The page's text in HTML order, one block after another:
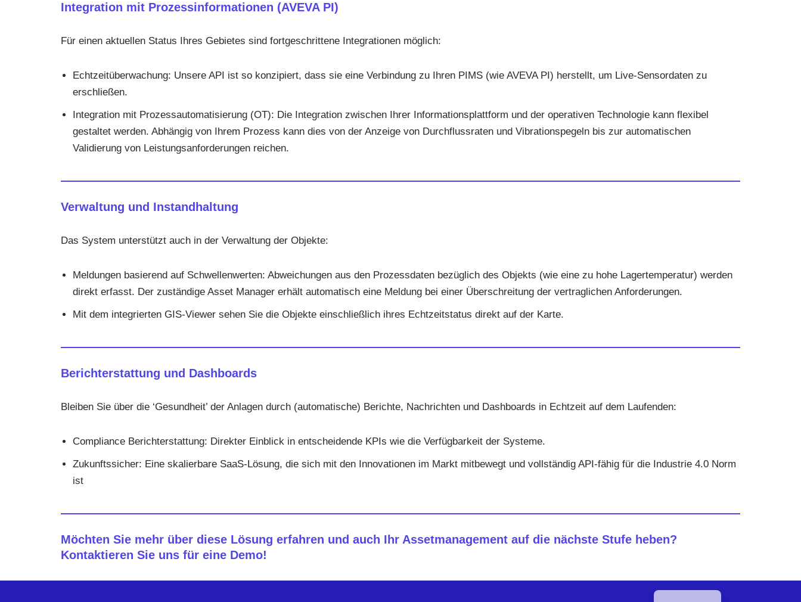
Integration mit Prozessinformationen (AVEVA PI)
Für einen aktuellen Status Ihres Gebietes sind fortgeschrittene Integrationen möglich:
Echtzeitüberwachung: Unsere API ist so konzipiert, dass sie eine Verbindung zu Ihren PIMS (wie AVEVA PI) herstellt, um Live-Sensordaten zu
erschließen.
Integration mit Prozessautomatisierung (OT): Die Integration zwischen Ihrer Informationsplattform und der operativen Technologie kann flexibel
gestaltet werden. Abhängig von Ihrem Prozess kann dies von der Anzeige von Durchflussraten und Vibrationspegeln bis zur automatischen
Validierung von Leistungsanforderungen reichen.
Verwaltung und Instandhaltung
Das System unterstützt auch in der Verwaltung der Objekte:
Meldungen basierend auf Schwellenwerten: Abweichungen aus den Prozessdaten bezüglich des Objekts (wie eine zu hohe Lagertemperatur) werden
direkt erfasst. Der zuständige Asset Manager erhält automatisch eine Meldung bei einer Überschreitung der vertraglichen Anforderungen.
Mit dem integrierten GIS-Viewer sehen Sie die Objekte einschließlich ihres Echtzeitstatus direkt auf der Karte.
Berichterstattung und Dashboards
Bleiben Sie über die ‘Gesundheit’ der Anlagen durch (automatische) Berichte, Nachrichten und Dashboards in Echtzeit auf dem Laufenden:
Compliance Berichterstattung: Direkter Einblick in entscheidende KPIs wie die Verfügbarkeit der Systeme.
Zukunftssicher: Eine skalierbare SaaS-Lösung, die sich mit den Innovationen im Markt mitbewegt und vollständig API-fähig für die Industrie 4.0 Norm
ist
Möchten Sie mehr über diese Lösung erfahren und auch Ihr Assetmanagement auf die nächste Stufe heben?
Kontaktieren Sie uns für eine Demo!